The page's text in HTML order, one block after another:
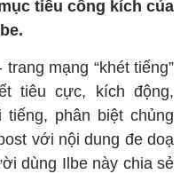
tiêu công kích của
mạng “khét tiếng”
tiêu cực, kích động,
phân biệt chủng
với nội dung đe doạ
dùng Ilbe này chia sẻ